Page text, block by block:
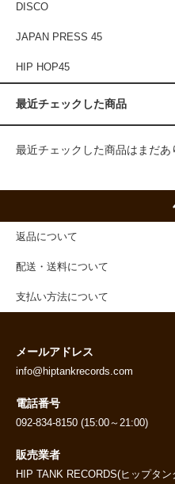
DISCO
JAPAN PRESS 45
HIP HOP45
最近チェックした商品
最近チェックした商品はまだあ
返品について
配送・送料について
支払い方法について
メールアドレス
info@hiptankrecords.com
電話番号
092-834-8150 (15:00～21:00)
販売業者
HIP TANK RECORDS(ヒップタン